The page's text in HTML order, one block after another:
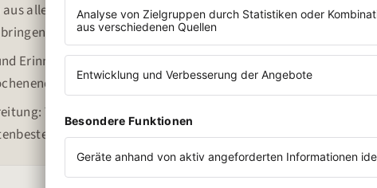
allen Kanälen an einer Stelle sammeln und in einen sauberen
Erinnerungsnachrichten an Gäste, besonders bei großen
um No-Shows zu senken.
Tischplan für morgen, Gästezahl-Prognose und Vorschlag